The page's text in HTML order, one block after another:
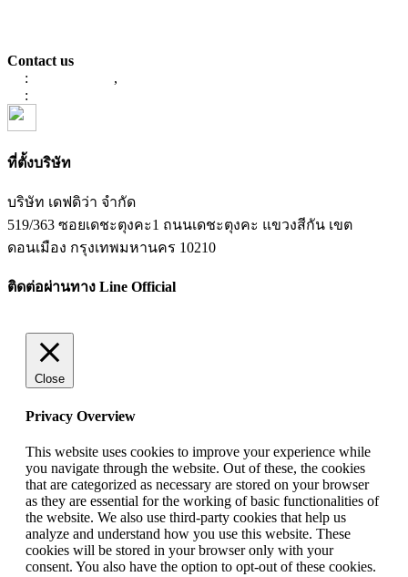
Contact us
:
,
:
ที่ตั้งบริษัท
บริษัท เดฟดิว่า จำกัด
519/363 ซอยเดชะตุงคะ1 ถนนเดชะตุงคะ แขวงสีกัน เขต
ดอนเมือง กรุงเทพมหานคร 10210
ติดต่อผ่านทาง Line Official
Close
Privacy Overview
This website uses cookies to improve your experience while
you navigate through the website. Out of these, the cookies
that are categorized as necessary are stored on your browser
as they are essential for the working of basic functionalities of
the website. We also use third-party cookies that help us
analyze and understand how you use this website. These
cookies will be stored in your browser only with your
consent. You also have the option to opt-out of these cookies.